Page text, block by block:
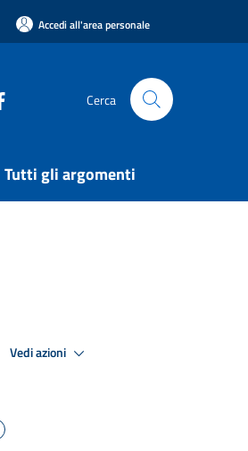
Accedi all'area personale
Cerca
Tutti gli argomenti
Vedi azioni